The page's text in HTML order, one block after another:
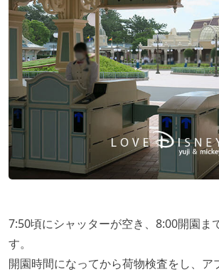
7:50頃にシャッターが空き、8:00開園ま
す。
開園時間になってから荷物検査をし、ア